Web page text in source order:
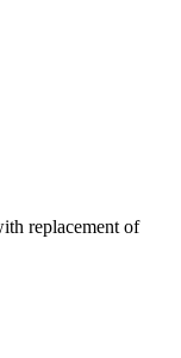
replacement of